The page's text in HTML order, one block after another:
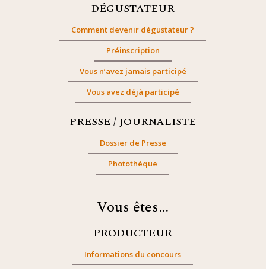
DÉGUSTATEUR
Comment devenir dégustateur ?
Préinscription
Vous n’avez jamais participé
Vous avez déjà participé
PRESSE / JOURNALISTE
Dossier de Presse
Photothèque
Vous êtes…
PRODUCTEUR
Informations du concours